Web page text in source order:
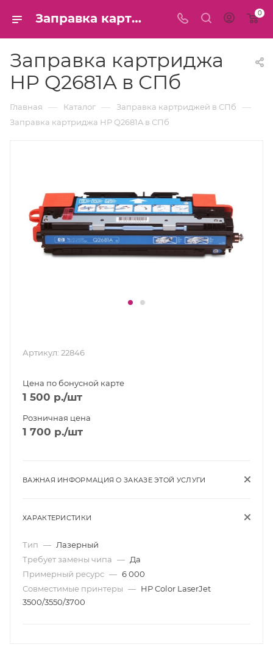
Заправка картриджа HP Q2681A в СПб 0
Заправка картриджа
HP Q2681A в СПб
Главная — Каталог — Заправка картриджей в СПб —
Заправка картриджа HP Q2681A в СПб
Артикул: 22846
Цена по бонусной карте
1 500 р./шт
Розничная цена
1 700 р./шт
ВАЖНАЯ ИНФОРМАЦИЯ О ЗАКАЗЕ ЭТОЙ УСЛУГИ
ХАРАКТЕРИСТИКИ
Тип — Лазерный
Требует замены чипа — Да
Примерный ресурс — 6 000
Совместимые принтеры — HP Color LaserJet
3500/3550/3700